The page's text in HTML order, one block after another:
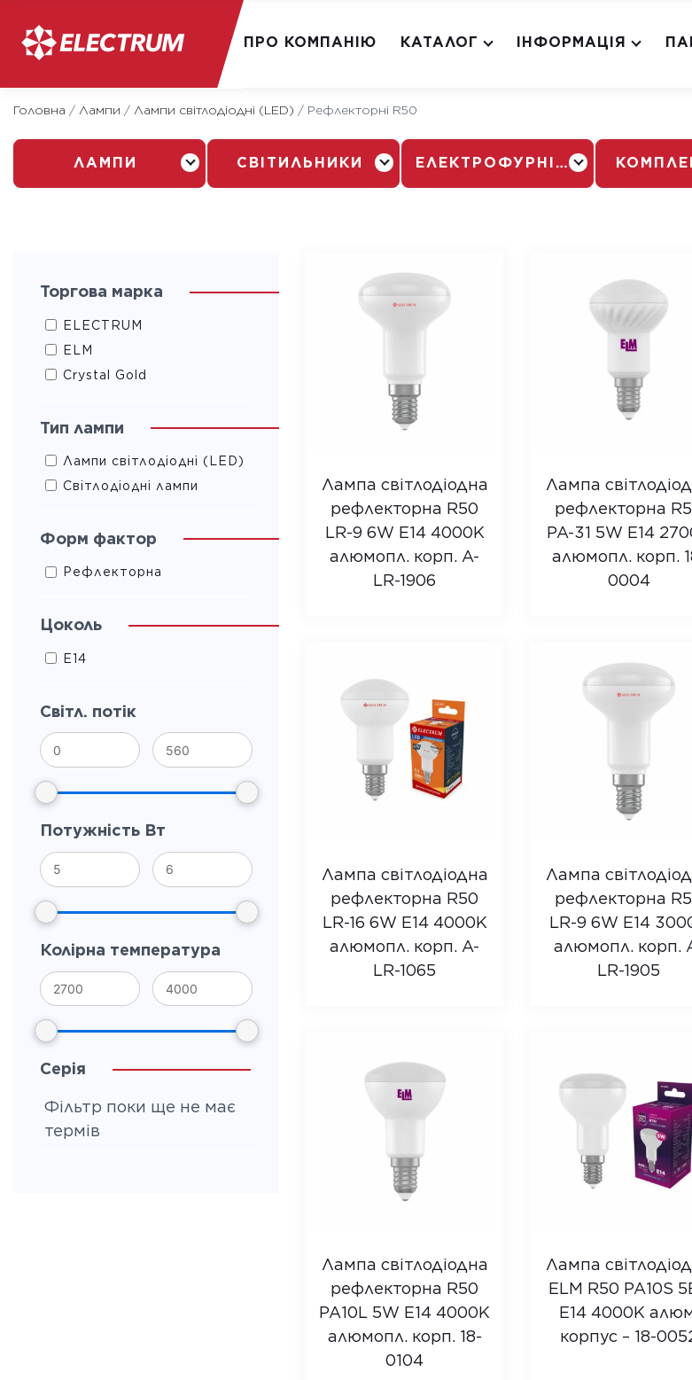
content
ПРО КОМПАНІЮ КАТАЛОГ ІНФОРМАЦІЯ
Головна / Лампи / Лампи світлодіодні (LED) / Рефлекторні R50
ЛАМПИ СВІТИЛЬНИКИ ЕЛЕКТРОФУРНІТУРА
Торгова марка
ELECTRUM
ELM
Crystal Gold
Тип лампи
Лампи світлодіодні (LED)
Світлодіодні лампи
Форм фактор
Рефлекторна
Цоколь
E14
Світл. потік
Потужність Вт
Колірна температура
Серія
Фільтр поки ще не має
термів
Лампа світлодіодна
рефлекторна R50
LR-9 6W E14 4000K
алюмопл. корп. A-
LR-1906
Лампа
рефлекторна
PA-31 5W E14
алюмопл. корп.
0004
Лампа світлодіодна
рефлекторна R50
LR-16 6W E14 4000K
алюмопл. корп. A-
LR-1065
Лампа
рефлекторна
LR-9 6W E14
алюмопл. корп.
LR-1905
Лампа світлодіодна
рефлекторна R50
PA10L 5W E14 4000K
алюмопл. корп. 18-
0104
Лампа
ELM R50 PA10S
E14 4000K
корпус – 18-